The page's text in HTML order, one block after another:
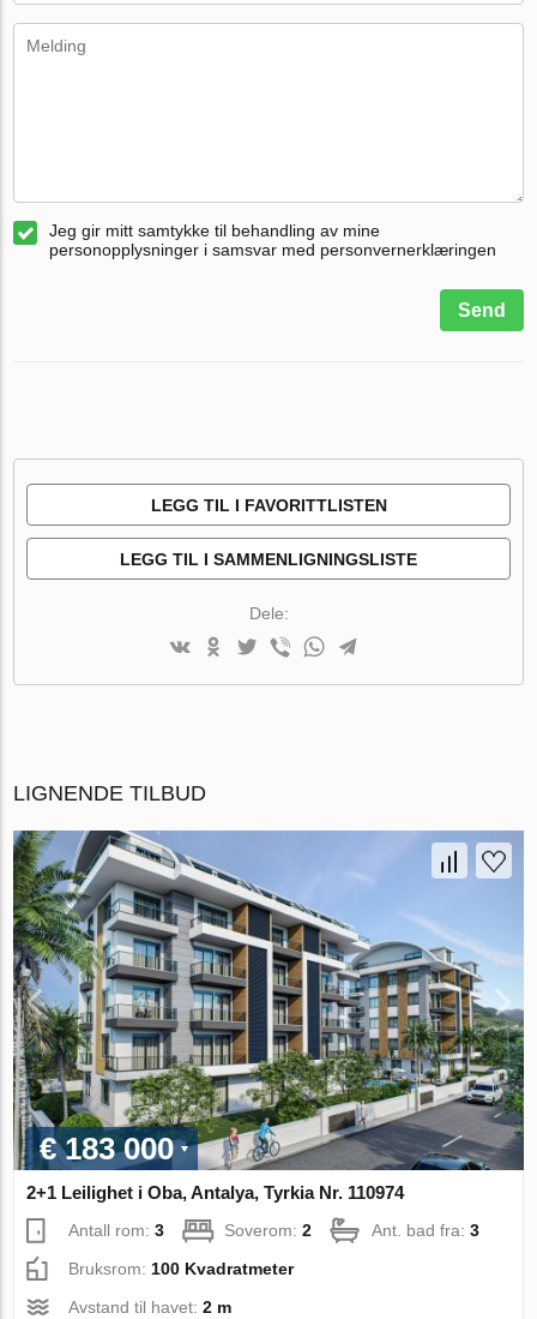
Jeg gir mitt samtykke til behandling av mine
personopplysninger i samsvar med personvernerklæringen
Send
LEGG TIL I FAVORITTLISTEN
LEGG TIL I SAMMENLIGNINGSLISTE
Dele:
LIGNENDE TILBUD
€ 183 000
2+1 Leilighet i Oba, Antalya, Tyrkia Nr. 110974
Antall rom:3 Soverom:2 Ant. bad fra:3
Bruksrom:100 Kvadratmeter
Avstand til havet:2 m